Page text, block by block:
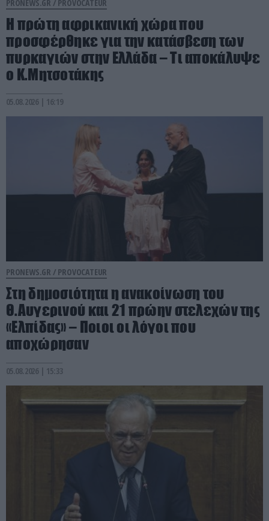
PRONEWS.GR / PROVOCATEUR
Η πρώτη αφρικανική χώρα που
προσφέρθηκε για την κατάσβεση των
πυρκαγιών στην Ελλάδα – Τι αποκάλυψε
ο Κ.Μητσοτάκης
05.08.2026 | 16:19
PRONEWS.GR / PROVOCATEUR
Στη δημοσιότητα η ανακοίνωση του
Θ.Αυγερινού και 21 πρώην στελεχών της
«Ελπίδας» – Ποιοι οι λόγοι που
αποχώρησαν
05.08.2026 | 15:33